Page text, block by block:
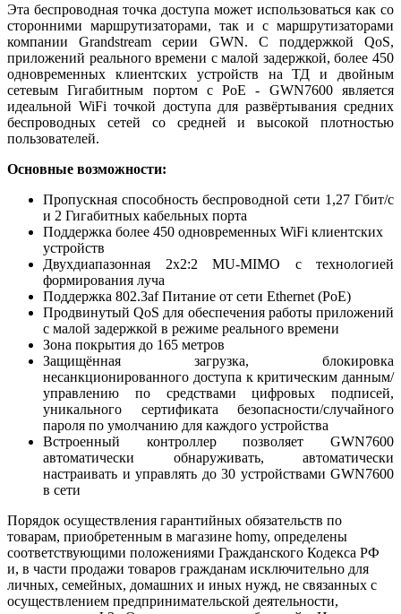
Эта беспроводная точка доступа может использоваться как со
сторонними маршрутизаторами, так и с маршрутизаторами
компании Grandstream серии GWN. С поддержкой QoS,
приложений реального времени с малой задержкой, более 450
одновременных клиентских устройств на ТД и двойным
сетевым Гигабитным портом с PoE - GWN7600 является
идеальной WiFi точкой доступа для развёртывания средних
беспроводных сетей со средней и высокой плотностью
пользователей.
Основные возможности:
Пропускная способность беспроводной сети 1,27 Гбит/с
и 2 Гигабитных кабельных порта
Поддержка более 450 одновременных WiFi клиентских
устройств
Двухдиапазонная 2x2:2 MU-MIMO с технологией
формирования луча
Поддержка 802.3af Питание от сети Ethernet (PoE)
Продвинутый QoS для обеспечения работы приложений
с малой задержкой в режиме реального времени
Зона покрытия до 165 метров
Защищённая загрузка, блокировка
несанкционированного доступа к критическим данным/
управлению по средствами цифровых подписей,
уникального сертификата безопасности/случайного
пароля по умолчанию для каждого устройства
Встроенный контроллер позволяет GWN7600
автоматически обнаруживать, автоматически
настраивать и управлять до 30 устройствами GWN7600
в сети
Порядок осуществления гарантийных обязательств по
товарам, приобретенным в магазине homy, определены
соответствующими положениями Гражданского Кодекса РФ
и, в части продажи товаров гражданам исключительно для
личных, семейных, домашних и иных нужд, не связанных с
осуществлением предпринимательской деятельности,